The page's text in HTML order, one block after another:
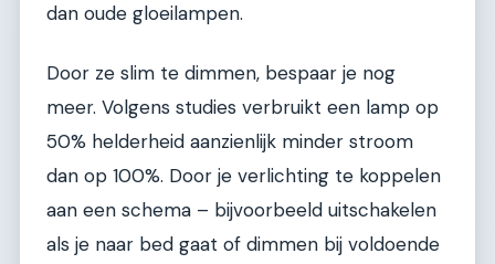
dan oude gloeilampen.
Door ze slim te dimmen, bespaar je nog
meer. Volgens studies verbruikt een lamp op
50% helderheid aanzienlijk minder stroom
dan op 100%. Door je verlichting te koppelen
aan een schema – bijvoorbeeld uitschakelen
als je naar bed gaat of dimmen bij voldoende